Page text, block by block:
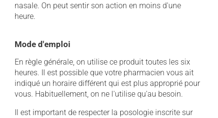
nasale. On peut sentir son action en moins d'une
heure.
Mode d'emploi
En règle générale, on utilise ce produit toutes les six
heures. Il est possible que votre pharmacien vous ait
indiqué un horaire différent qui est plus approprié pour
vous. Habituellement, on ne l'utilise qu'au besoin.
Il est important de respecter la posologie inscrite sur